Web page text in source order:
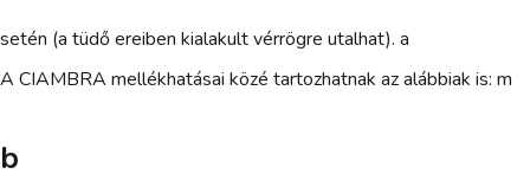
setén (a tüdő ereiben kialakult vérrögre utalhat). a
A CIAMBRA mellékhatásai közé tartozhatnak az alábbiak is: m
b